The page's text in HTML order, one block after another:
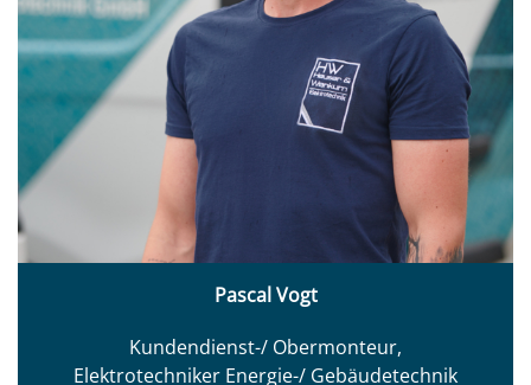
Pascal Vogt
Kundendienst-/ Obermonteur,
Elektrotechniker Energie-/ Gebäudetechnik